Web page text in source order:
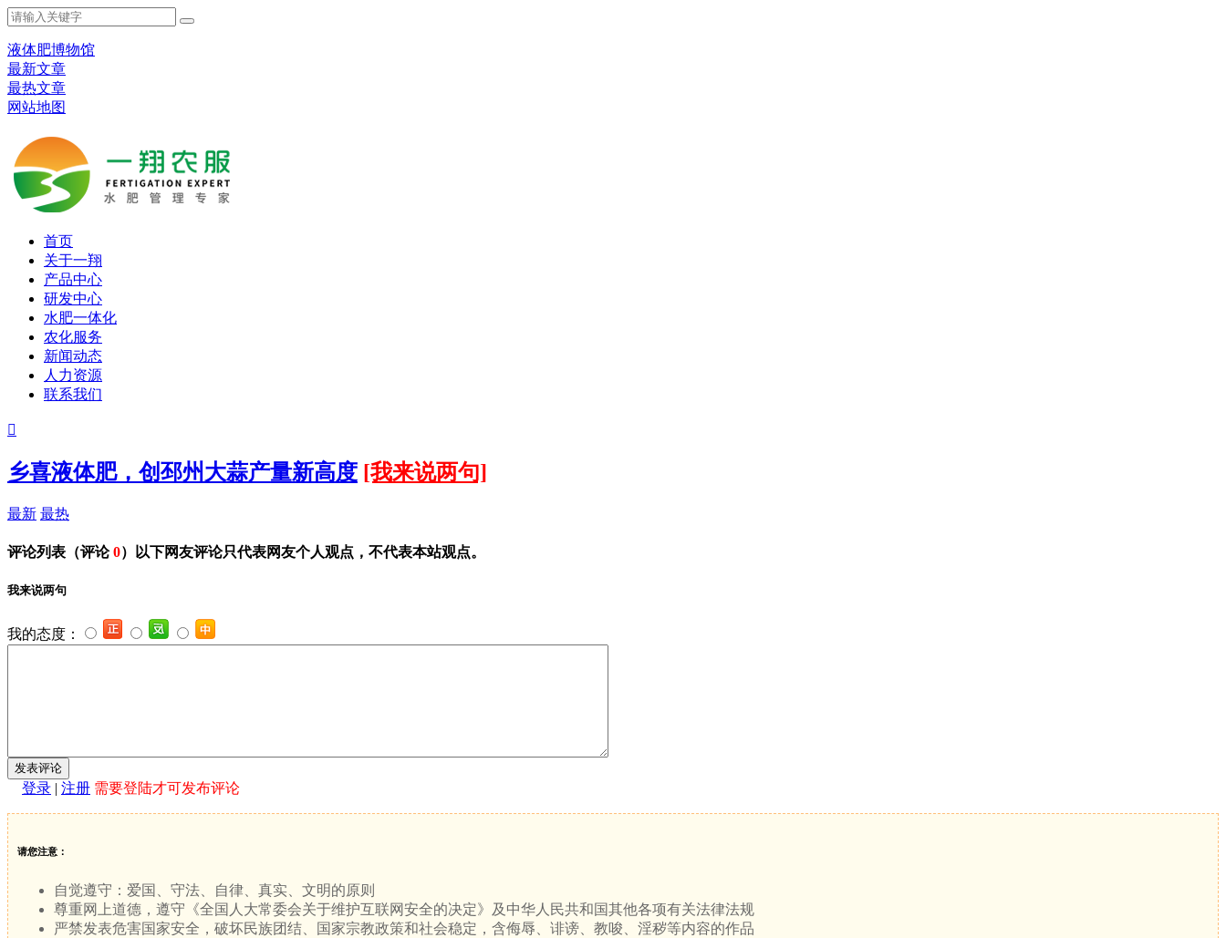
液体肥博物馆
最新文章
最热文章
网站地图
首页
关于一翔
产品中心
研发中心
水肥一体化
农化服务
新闻动态
人力资源
联系我们

乡喜液体肥，创邳州大蒜产量新高度 [我来说两句]
最新 最热
评论列表 （评论0）以下网友评论只代表网友个人观点，不代表本站观点。
我来说两句
我的态度：
登录 | 注册 需要登陆才可发布评论
请您注意：
自觉遵守：爱国、守法、自律、真实、文明的原则
尊重网上道德，遵守《全国人大常委会关于维护互联网安全的决定》及中华人民共和国其他各项有关法律法规
严禁发表危害国家安全，破坏民族团结、国家宗教政策和社会稳定，含侮辱、诽谤、教唆、淫秽等内容的作品